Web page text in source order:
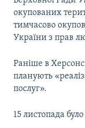
окупованих
тимчасово
України з прав
Раніше в
планують
послуг».
15 листопада